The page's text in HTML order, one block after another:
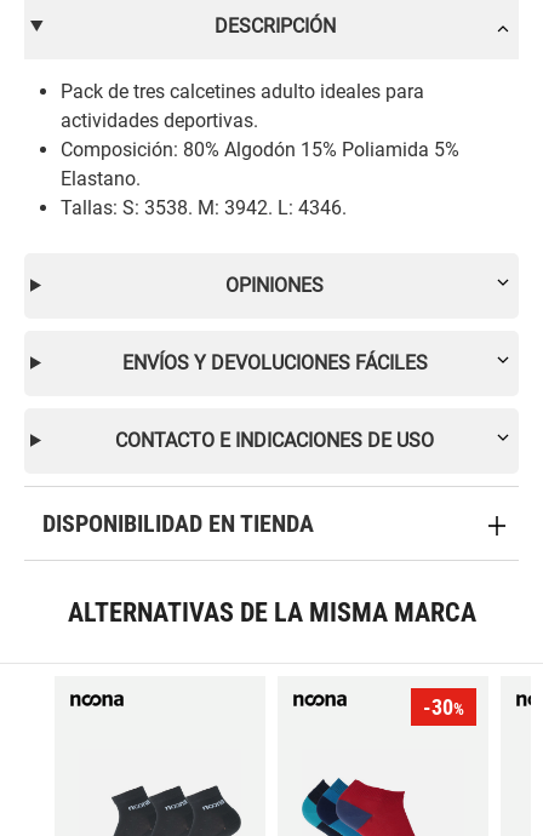
DESCRIPCIÓN
Pack de tres calcetines adulto ideales para
actividades deportivas.
Composición: 80% Algodón 15% Poliamida 5%
Elastano.
Tallas: S: 3538. M: 3942. L: 4346.
OPINIONES
ENVÍOS Y DEVOLUCIONES FÁCILES
CONTACTO E INDICACIONES DE USO
DISPONIBILIDAD EN TIENDA
ALTERNATIVAS DE LA MISMA MARCA
-30%